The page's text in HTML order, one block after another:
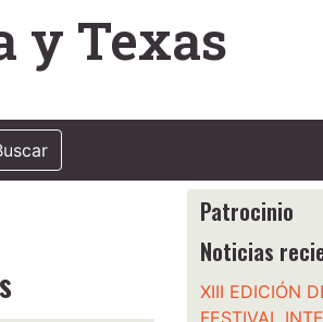
y Texas
Patrocinio
Noticias
XIII EDICIÓN
FESTIVAL